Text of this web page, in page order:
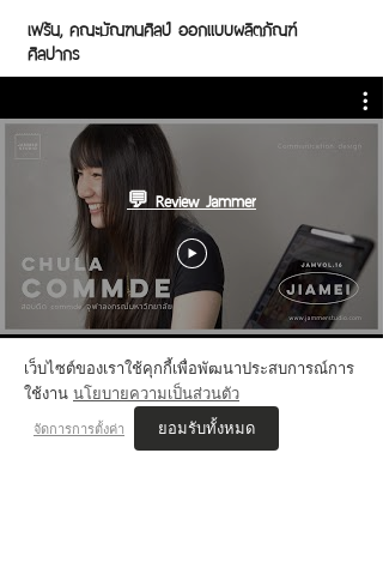
เฟร้น, คณะมัณฑนศิลป์ ออกแบบผลิตภัณฑ์
ศิลปากร
💬 Review Jammer
VIS'COM REVIEWs
เว็บไซต์ของเราใช้คุกกี้เพื่อพัฒนาประสบการณ์การ
ใช้งาน นโยบายความเป็นส่วนตัว
จัดการการตั้งค่า ยอมรับทั้งหมด